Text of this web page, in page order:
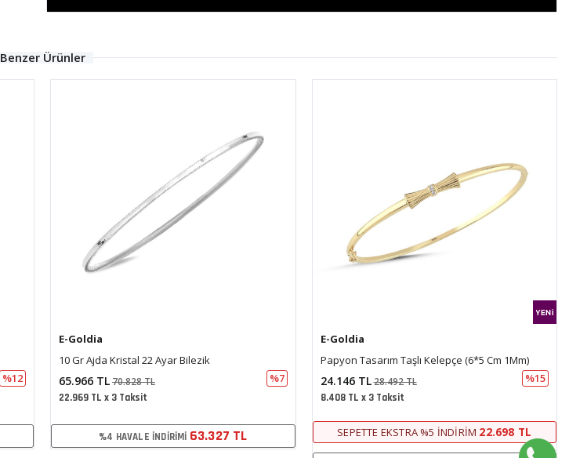
Benzer Ürünler
%7
E-Goldia
Papyon Tasarım Taşlı Kelepçe (6*5 Cm 1Mm)
24.146 TL28.492 TL %15
8.408 TL x 3 Taksit
SEPETTE EKSTRA %5 İNDIRIM22.698 TL
E-Goldia
Taşlı Tasarım Kelepçe
45.572 TL53.775 TL %15
15.868 TL x 3 Taksit
SEPETTE EKSTRA %5 İNDIRIM 42.840 TL